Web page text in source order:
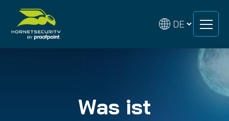
Inhalt
springen
Inhalt
springen
Was ist